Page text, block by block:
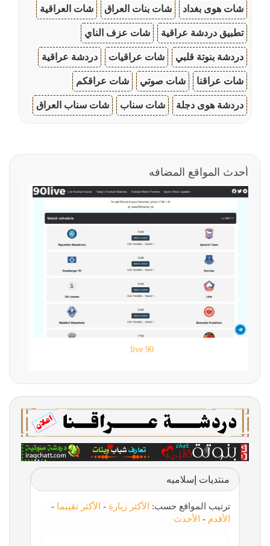
شات هوى بغداد شات بنات العراق شات العراقية
تطبيق دردشة عراقية شات عزف الناي
دردشة بنوتة قلبي شات عراقيات دردشة عراقية
شات عراقنا شات صوتي شات عراقكم
دردشة هوى دجلة شات سناب شات سناب العراق
أحدث المواقع المضافه
90 live
منتديات إسلاميه
ترتيب المواقع حسب: الأكثر زيارة - الأكثر تقييما -
الأقدم - الأحدث